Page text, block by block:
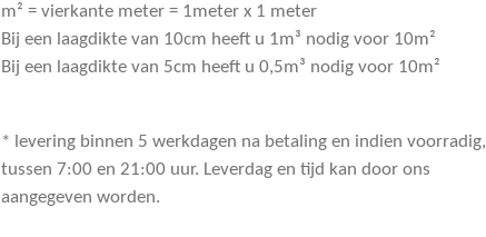
m² = vierkante meter = 1meter x 1 meter
Bij een laagdikte van 10cm heeft u 1m³ nodig voor 10m²
Bij een laagdikte van 5cm heeft u 0,5m³ nodig voor 10m²
* levering binnen 5 werkdagen na betaling en indien voorradig,
tussen 7:00 en 21:00 uur. Leverdag en tijd kan door ons
aangegeven worden.